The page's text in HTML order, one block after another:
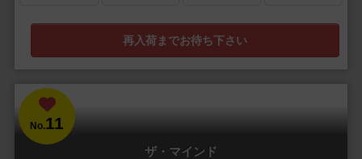
再入荷までお待ち下さい
No.11
ザ・マインド